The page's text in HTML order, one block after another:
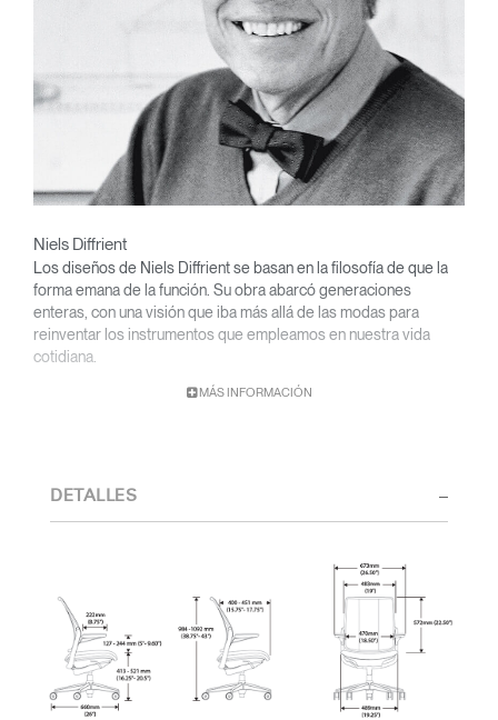
Niels Diffrient
Los diseños de Niels Diffrient se basan en la filosofía de que la
forma emana de la función. Su obra abarcó generaciones
enteras, con una visión que iba más allá de las modas para
reinventar los instrumentos que empleamos en nuestra vida
cotidiana.
Con una base académica en diseño y arquitectura y una titulación
un amplio reconocimiento. Entre sus numerosos galardones
destacan el 2002 National Design Award del Museo Nacional de
Diseño Cooper-Hewitt, y el 1999 Chrysler Design Award. En su
última etapa, Diffrient centró sus esfuerzos en diseños
dedicados a espacios de oficina, sobre todo en el ámbito de la
sillería, una categoría en la que lideró múltiples avances
innovadores, desde los cilindros neumáticos para el ajuste de
MÁS INFORMACIÓN
DETALLES